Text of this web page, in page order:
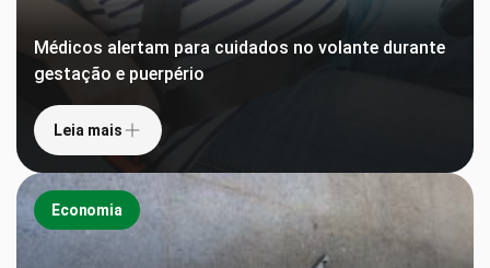
Médicos alertam para cuidados no volante durante
gestação e puerpério
Leia mais
Economia